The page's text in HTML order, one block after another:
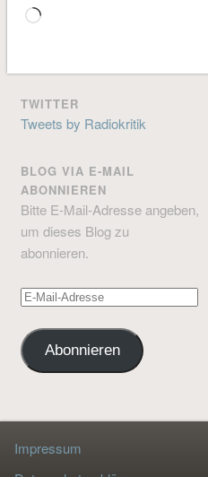
Wird
TWITTER
Tweets by Radiokritik
BLOG VIA E-MAIL
ABONNIEREN
Bitte E-Mail-Adresse angeben,
um dieses Blog zu
abonnieren.
E-
Adresse
Abonnieren
Impressum